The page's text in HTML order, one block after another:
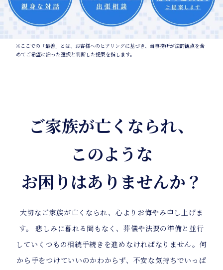
※ここでの「最善」とは、お客様へのヒアリングに基づき、当事務所が法的観点を含
めてご希望に沿った選択と判断した提案を指します。
ご家族が亡くなられ、
このような
お困りはありませんか？
大切なご家族が亡くなられ、心よりお悔やみ申し上げま
す。 悲しみに暮れる間もなく、葬儀や法要の準備と並行
していくつもの相続手続きを進めなければなりません。何
から手をつけていいのかわからず、不安な気持ちでいっぱ